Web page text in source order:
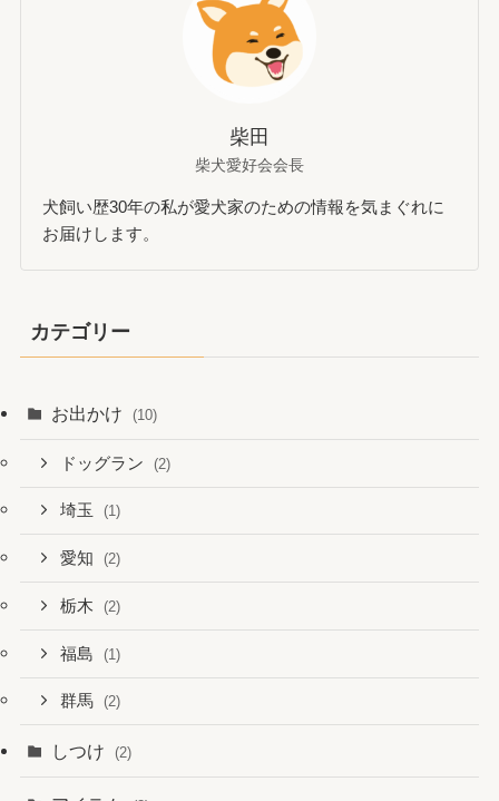
柴田
柴犬愛好会会長
犬飼い歴30年の私が愛犬家のための情報を気まぐれに
お届けします。
カテゴリー
お出かけ (10)
ドッグラン (2)
埼玉 (1)
愛知 (2)
栃木 (2)
福島 (1)
群馬 (2)
しつけ (2)